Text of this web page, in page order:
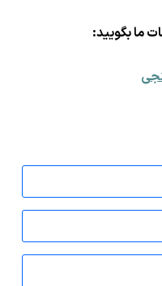
ما بگویید: